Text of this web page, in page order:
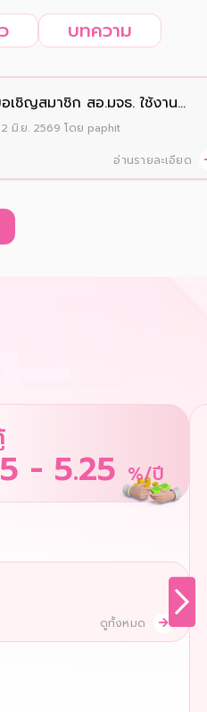
บทความ
เชิญสมาชิก สอ.มจธ. ใช้งาน
ปพลิเคชัน "สอ.มจธ."
มิ.ย. 2569 โดย paphit
อ่านรายละเอียด
- 5.25 %/ปี
ดูทั้งหมด